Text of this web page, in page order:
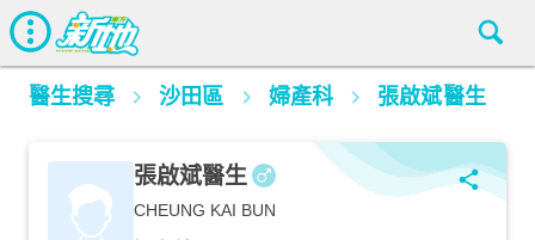
醫生搜尋 沙田區 婦產科 張啟斌醫生
張啟斌醫生
CHEUNG KAI BUN